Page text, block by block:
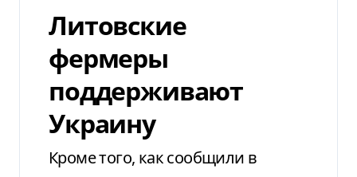
Литовские
фермеры
поддерживают
Украину
Кроме того, как сообщили в